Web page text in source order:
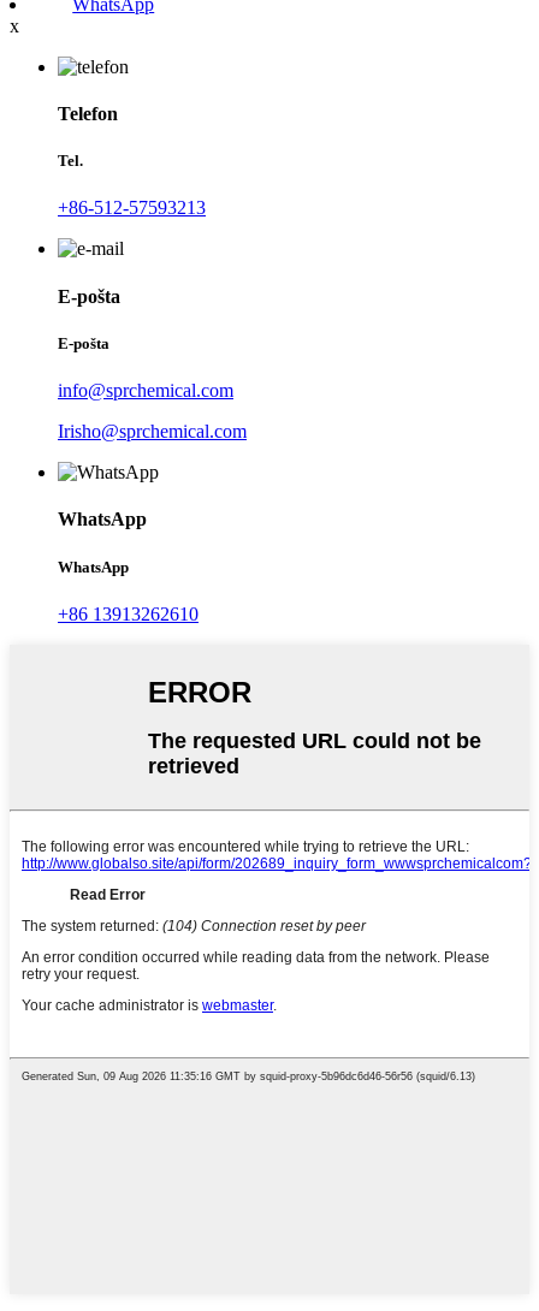
x
Telefon
Tel.
+86-512-57593213
E-pošta
E-pošta
info@sprchemical.com
Irisho@sprchemical.com
WhatsApp
WhatsApp
+86 13913262610